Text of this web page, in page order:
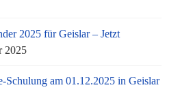
2025 für Geislar – Jetzt
2025
Schulung am 01.12.2025 in Geislar